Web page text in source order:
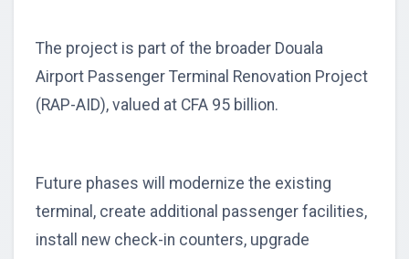
The project is part of the broader Douala
Airport Passenger Terminal Renovation Project
(RAP-AID), valued at CFA 95 billion.
Future phases will modernize the existing
terminal, create additional passenger facilities,
install new check-in counters, upgrade